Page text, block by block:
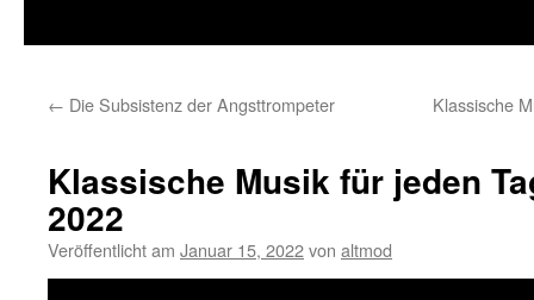
← Die Subsistenz der Angsttrompeter Klassische
Klassische Musik für jeden
2022
Veröffentlicht am Januar 15, 2022von altmod